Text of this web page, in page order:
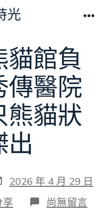
光
貓館負
傳醫院
熊貓狀
出
2026 年 4 月 29 日
享 在
〈卡
尚無留言